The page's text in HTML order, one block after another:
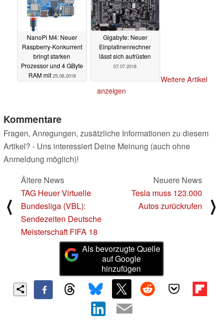
NanoPi M4: Neuer
Raspberry-Konkurrent
bringt starken
Prozessor und 4 GByte
RAM mit 25.08.2018
Gigabyte: Neuer
Einplatinenrechner
lässt sich aufrüsten
07.07.2018
Weitere Artikel
anzeigen
Kommentare
Fragen, Anregungen, zusätzliche Informationen zu diesem
Artikel? - Uns interessiert Deine Meinung (auch ohne
Anmeldung möglich)!
⟨
Ältere News
TAG Heuer Virtuelle
Bundesliga (VBL):
Sendezeiten Deutsche
Meisterschaft FIFA 18
Neuere News
Tesla muss 123.000
Autos zurückrufen
⟩
Als bevorzugte Quelle
auf Google
hinzufügen